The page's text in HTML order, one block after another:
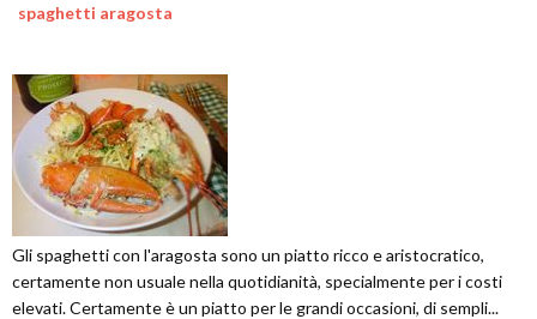
spaghetti aragosta
Gli spaghetti con l'aragosta sono un piatto ricco e aristocratico,
certamente non usuale nella quotidianità, specialmente per i costi
elevati. Certamente è un piatto per le grandi occasioni, di sempli...